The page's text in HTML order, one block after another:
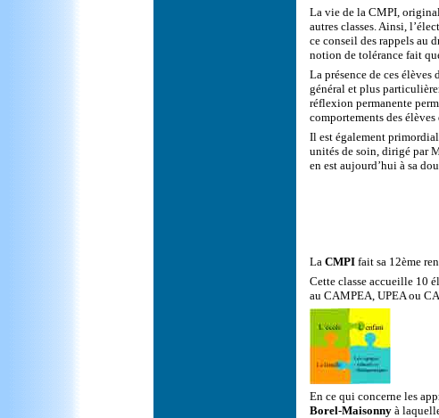
La vie de la CMPI,
autres classes. Ainsi,
ce conseil des rappels au
notion de tolérance fait
La présence de ces
général et plus
réflexion permanente
comportements des
Il est également
unités de soin, dirigé par
en est aujourd’hui à sa
La CMPI fait sa 12ème
Cette classe accueille 10
au CAMPEA, UPEA ou
En ce qui concerne les
Borel-Maisonny à